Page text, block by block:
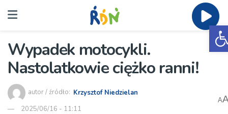
Wypadek motocykli.
Nastolatkowie ciężko ranni!
autor / źródło: Krzysztof Niedzielan
2025/06/16 - 11:11
A